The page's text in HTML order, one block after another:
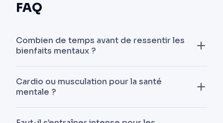
FAQ
Combien de temps avant de ressentir les
bienfaits mentaux ?
humeur) sont perceptibles dès la première
Cardio ou musculation pour la santé
mentale ?